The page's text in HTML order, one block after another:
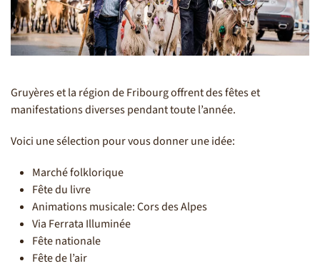
Gruyères et la région de Fribourg offrent des fêtes et
manifestations diverses pendant toute l’année.
Voici une sélection pour vous donner une idée:
Marché folklorique
Fête du livre
Animations musicale: Cors des Alpes
Via Ferrata Illuminée
Fête nationale
Fête de l’air